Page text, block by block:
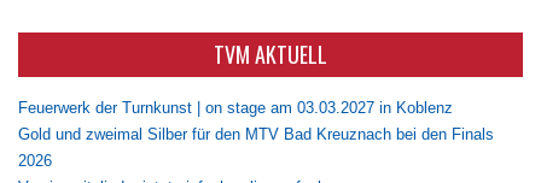
TVM AKTUELL
Feuerwerk der Turnkunst | on stage am 03.03.2027 in Koblenz
Gold und zweimal Silber für den MTV Bad Kreuznach bei den Finals
2026